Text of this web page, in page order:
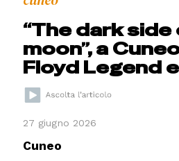
“The dark
moon”, a
Floyd Legend
27 giugno 2026
Cuneo